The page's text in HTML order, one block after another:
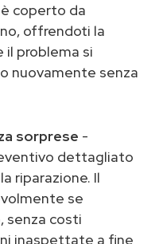
coperto da
offrendoti la
il problema si
nuovamente senza
sorprese -
dettagliato
riparazione. Il
se
senza costi
inaspettate a fine